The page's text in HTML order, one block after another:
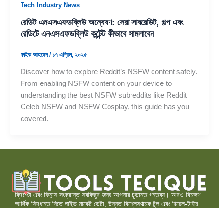
Tech Industry News
রেডিট এনএসএফডব্লিউ অন্বেষণ: সেরা সাবরেডিট, গল্প এবং
রেডিটে এনএসএফডব্লিউ কন্টেন্ট কীভাবে সামলাবেন
ফাইক আহমেদ/ ১৭ এপ্রিল, ২০২৫
Discover how to explore Reddit’s NSFW content safely.
From enabling NSFW content on your device to
understanding the best NSFW subreddits like Reddit
Celeb NSFW and NSFW Cosplay, this guide has you
covered.
ক্রিপ্টো এবং ফিনান্স সংক্রান্ত সবকিছুর জন্য আপনার চূড়ান্ত গন্তব্য। আরও বিচক্ষণ
আর্থিক সিদ্ধান্ত নিতে লাইভ মার্কেট ডেটা, উন্নত বিশ্লেষণাত্মক টুল এবং রিয়েল-টাইম